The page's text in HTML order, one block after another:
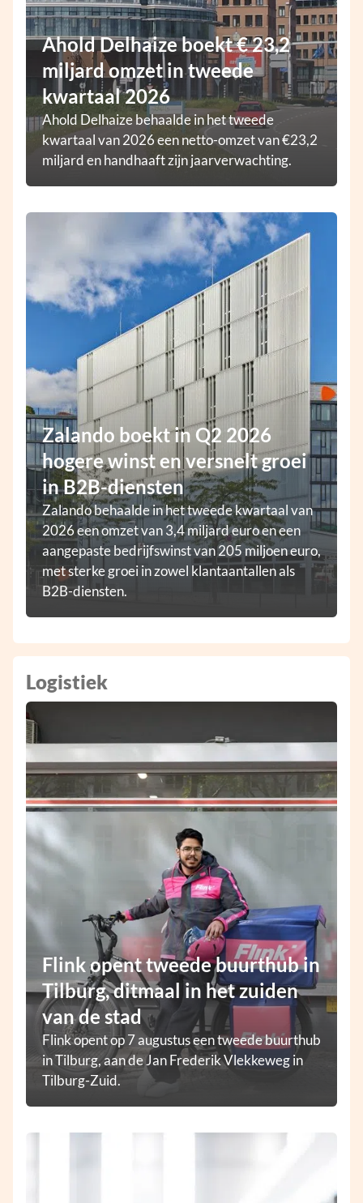
Ahold Delhaize boekt € 23,2
miljard omzet in tweede
kwartaal 2026
Ahold Delhaize behaalde in het tweede
kwartaal van 2026 een netto-omzet van €23,2
miljard en handhaaft zijn jaarverwachting.
Zalando boekt in Q2 2026
hogere winst en versnelt groei
in B2B-diensten
Zalando behaalde in het tweede kwartaal van
2026 een omzet van 3,4 miljard euro en een
aangepaste bedrijfswinst van 205 miljoen euro,
met sterke groei in zowel klantaantallen als
B2B-diensten.
Logistiek
Flink opent tweede buurthub in
Tilburg, ditmaal in het zuiden
van de stad
Flink opent op 7 augustus een tweede buurthub
in Tilburg, aan de Jan Frederik Vlekkeweg in
Tilburg-Zuid.